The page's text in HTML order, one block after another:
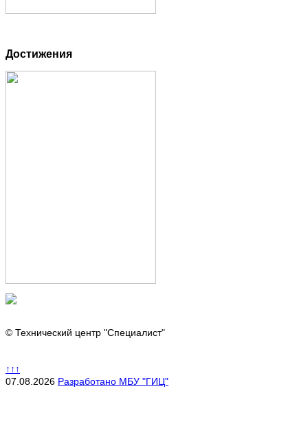
Достижения
© Технический центр "Специалист"
↑↑↑
07.08.2026 Разработано МБУ "ГИЦ"